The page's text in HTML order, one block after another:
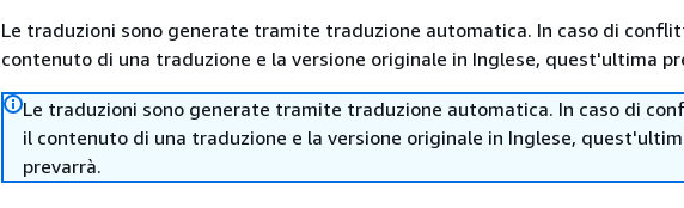
Le traduzioni sono generate tramite traduzione automatica. In caso di
contenuto di una traduzione e la versione originale in Inglese, quest'ultima
Le traduzioni sono generate tramite traduzione automatica. In caso di
il contenuto di una traduzione e la versione originale in Inglese,
prevarrà.